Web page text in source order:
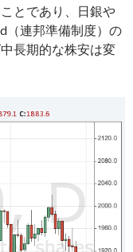
とであり、日銀や
（連邦準備制度）の
長期的な株安は変